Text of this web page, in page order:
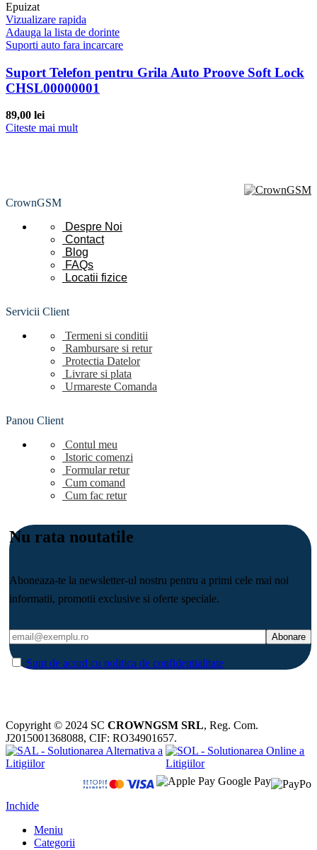
Epuizat
Vizualizare rapida
Adauga la lista de dorinte
Suporti auto fara incarcare
Suport Telefon pentru Grila Auto Proove Soft Lock
CHSL00000001
89,00 lei
Citeste mai mult
CrownGSM
Despre Noi
Contact
Blog
FAQs
Locatii fizice
Servicii Client
Termeni si conditii
Rambursare si retur
Protectia Datelor
Livrare si plata
Urmareste Comanda
Panou Client
Contul meu
Istoric comenzi
Formular retur
Cum comand
Cum fac retur
Nu rata noutatile
Aboneaza-te la newsletter-ul nostru pentru a primi cele mai noi
informatii, promotii exclusive si oferte speciale.
Sunt de acord cu politica de confidentialitate
Copyright © 2024 SC CROWNGSM SRL, Reg. Com.
J2015001368088, CIF: RO34901657.
Inchide
Meniu
Categorii